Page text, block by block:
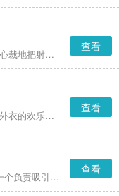
《火柴人枪神射击》最新版本别出心裁地把射击玩法和策略元素进行了深度融合，无论是狙击瞄准还是防线守护，每一个环节都经过了精心的设计，让玩家既能享受到射击带来的快感，又能锻炼自己的策略思维能力。这款游戏在操作的便捷性和内容的丰富程度上实现了不错的平衡，新手玩家能够快速上手，资深玩家也能从中找到新的挑战，从而满足不同水平玩家的需求。
查看
刺激射击世界本质就是个裹着像素外衣的欢乐疯人院，前一秒还在一本正经地计算弹道，后一秒就被滑着太空步的僵尸搞得心态崩了。那些瞧着粗糙的方块里藏着让人上瘾的魔力，等你发觉自己正琢磨怎么用像素马桶搋子收拾BOSS时，这游戏就已经成功拿捏你了。
查看
3、生化角色间的配合至关重要，一个负责吸引人类的火力，另一个则趁机绕到后方进行感染，分工清晰明确，能更轻松地突破人类的防御阵线。
查看